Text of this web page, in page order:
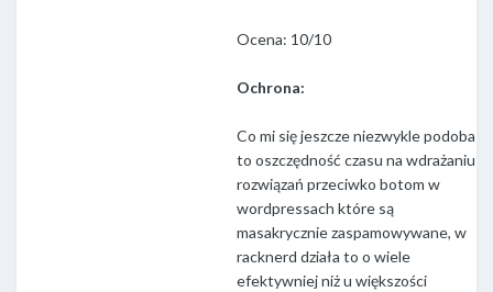
Ocena: 10/10
Ochrona:
Co mi się jeszcze niezwykle podoba
to oszczędność czasu na wdrażaniu
rozwiązań przeciwko botom w
wordpressach które są
masakrycznie zaspamowywane, w
racknerd działa to o wiele
efektywniej niż u większości